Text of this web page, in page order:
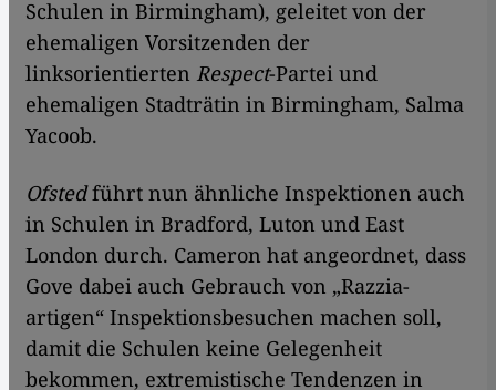
Schulen in Birmingham), geleitet von der
ehemaligen Vorsitzenden der
linksorientierten Respect-Partei und
ehemaligen Stadträtin in Birmingham, Salma
Yacoob.
Ofstedführt nun ähnliche Inspektionen auch
in Schulen in Bradford, Luton und East
London durch. Cameron hat angeordnet, dass
Gove dabei auch Gebrauch von „Razzia-
artigen“ Inspektionsbesuchen machen soll,
damit die Schulen keine Gelegenheit
bekommen, extremistische Tendenzen in